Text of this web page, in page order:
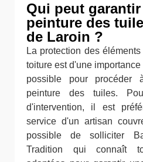
Qui peut
peinture des
de Laroin ?
La protection des
toiture est d'une
possible pour procéder
peinture des tuiles.
d'intervention, il est
service d'un artisan
possible de solliciter
Tradition qui connaît